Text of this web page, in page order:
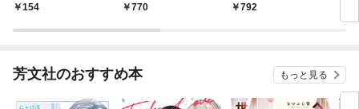
154
￥770
￥792
芳文社のおすすめ本 もっと見る